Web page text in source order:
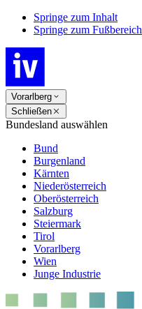
Springe zum Inhalt
Springe zum Fußbereich
Vorarlberg
Schließen
Bundesland auswählen
Bund
Burgenland
Kärnten
Niederösterreich
Oberösterreich
Salzburg
Steiermark
Tirol
Vorarlberg
Wien
Junge Industrie